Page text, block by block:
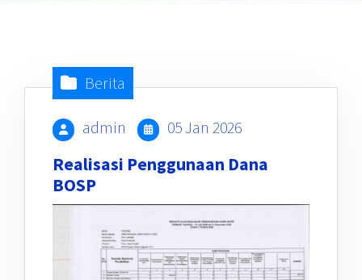
Berita
admin 05 Jan 2026
Realisasi Penggunaan Dana
BOSP